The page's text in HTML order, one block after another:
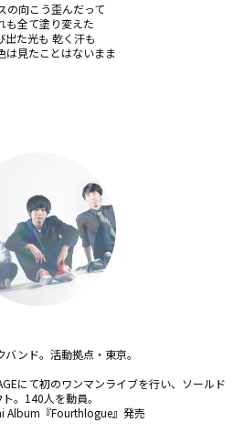
の向こう歪んだって
も全て塗り変えた
出た光も 乾く汗も
は見たことはないまま
バンド。活動拠点・東京。
にて初のワンマンライブを行い、ソールド
。140人を動員。
Album『Fourthlogue』発売